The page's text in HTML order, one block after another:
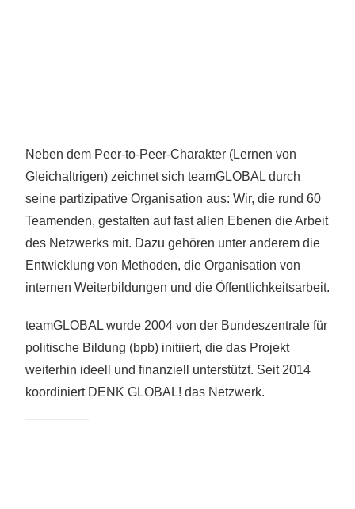
Neben dem Peer-to-Peer-Charakter (Lernen von
Gleichaltrigen) zeichnet sich teamGLOBAL durch
seine partizipative Organisation aus: Wir, die rund 60
Teamenden, gestalten auf fast allen Ebenen die Arbeit
des Netzwerks mit. Dazu gehören unter anderem die
Entwicklung von Methoden, die Organisation von
internen Weiterbildungen und die Öffentlichkeitsarbeit.
teamGLOBAL wurde 2004 von der Bundeszentrale für
politische Bildung (bpb) initiiert, die das Projekt
weiterhin ideell und finanziell unterstützt. Seit 2014
koordiniert DENK GLOBAL! das Netzwerk.